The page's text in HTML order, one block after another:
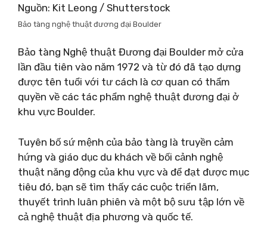
Nguồn: Kit Leong / Shutterstock
Bảo tàng nghệ thuật đương đại Boulder
Bảo tàng Nghệ thuật Đương đại Boulder mở cửa
lần đầu tiên vào năm 1972 và từ đó đã tạo dựng
được tên tuổi với tư cách là cơ quan có thẩm
quyền về các tác phẩm nghệ thuật đương đại ở
khu vực Boulder.
Tuyên bố sứ mệnh của bảo tàng là truyền cảm
hứng và giáo dục du khách về bối cảnh nghệ
thuật năng động của khu vực và để đạt được mục
tiêu đó, bạn sẽ tìm thấy các cuộc triển lãm,
thuyết trình luân phiên và một bộ sưu tập lớn về
cả nghệ thuật địa phương và quốc tế.